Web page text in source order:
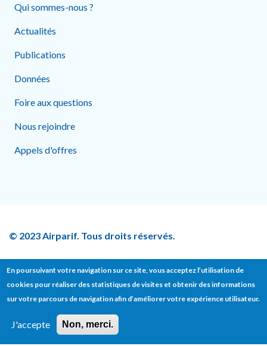
Qui sommes-nous ?
Actualités
Publications
Données
Foire aux questions
Nous rejoindre
Appels d'offres
© 2023 Airparif. Tous droits réservés.
Footer bottom
Données personnelles
En poursuivant votre navigation sur ce site, vous acceptez l’utilisation de
cookies pour réaliser des statistiques de visites et obtenir des informations
sur votre parcours de navigation afin d’améliorer votre expérience utilisateur.
J'accepte Non, merci.